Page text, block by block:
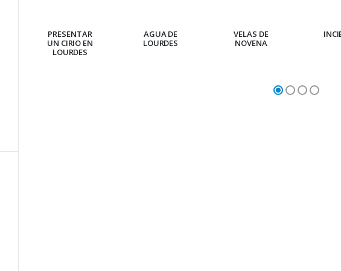
PRESENTAR
UN CIRIO EN
LOURDES
AGUA DE
LOURDES
VELAS DE
NOVENA
6 Velas de Oración Color Blanco